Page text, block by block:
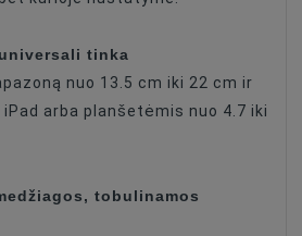
tinka
nuo 13.5 cm iki 22 cm ir
arba planšetėmis nuo 4.7 iki
tobulinamos